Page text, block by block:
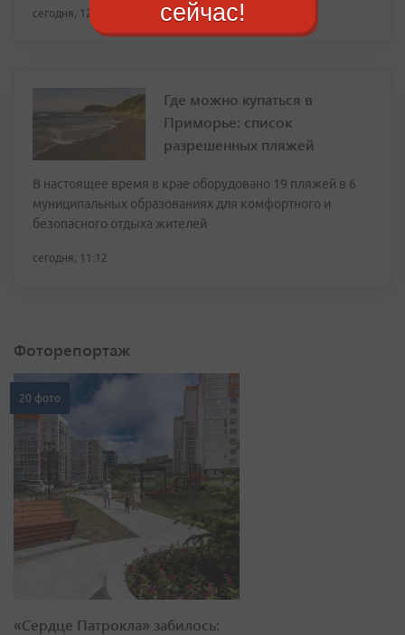
сегодня, 12:34
Где можно купаться в
Приморье: список
разрешенных пляжей
В настоящее время в крае оборудовано 19 пляжей в 6
муниципальных образованиях для комфортного и
безопасного отдыха жителей
сегодня, 11:12
Фоторепортаж
20 фото
«Сердце Патрокла» забилось:
сейчас!